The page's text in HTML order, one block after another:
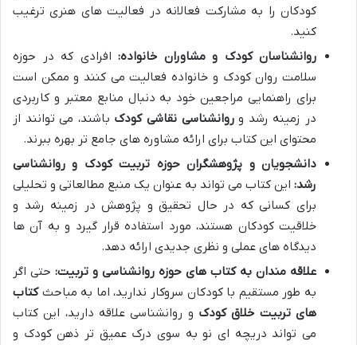
کودکان را به مشارکت فعالانه در فعالیت های هنری ترغیب
کنید.
روانشناسان کودک و مشاوران خانواده: افرادی که در حوزه
سلامت روان کودک و خانواده فعالیت می کنند و ممکن است
برای راهنمایی مراجعین خود به دنبال منابع معتبر و کاربردی
در زمینه رشد وروانشناسی نقاشی کودک باشند، می توانند از
محتوای این کتاب برای ارائه مشاوره های جامع تر بهره ببرند.
دانشجویان و پژوهشگران حوزه تربیت کودک و روانشناسی
رشد: این کتاب می تواند به عنوان یک منبع مطالعاتی و تحلیلی
برای کسانی که در حال تحقیق و پژوهش در زمینه رشد و
خلاقیت کودکان هستند، مورد استفاده قرار گیرد و به آن ها
دیدگاه های عملی و نظری جدیدی ارائه دهد.
علاقه مندان به کتاب های حوزه روانشناسی و تربیت: حتی اگر
به طور مستقیم با کودکان سروکار ندارید، اما به مباحثکتاب
های تربیت خلاق کودک و روانشناسی علاقه دارید، این کتاب
می تواند دریچه ای نو به سوی درک عمیق تر ذهن کودک و